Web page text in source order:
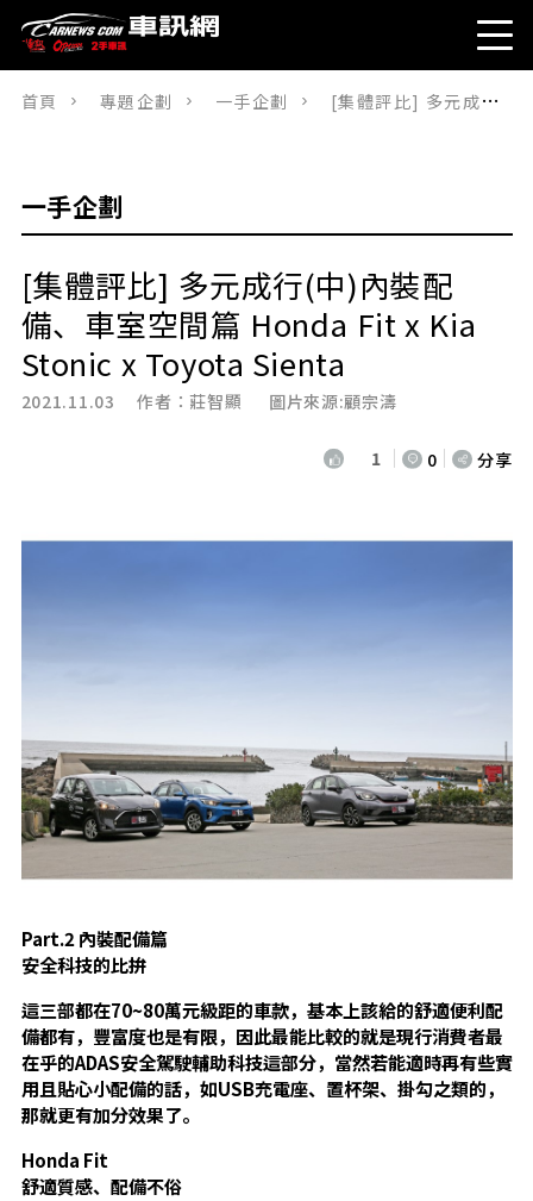
首頁 專題企劃 一手企劃 [集體評比] 多元成行(中)內裝配備、車室空間篇 Honda Fit x Kia Stonic x Toyota Sienta
一手企劃
[集體評比] 多元成行(中)內裝配
備、車室空間篇 Honda Fit x Kia
Stonic x Toyota Sienta
2021.11.03 作者：莊智顯 圖片來源:顧宗濤
1 0 分享
Part.2內裝配備篇
安全科技的比拚
這三部都在70~80萬元級距的車款，基本上該給的舒適便利配
備都有，豐富度也是有限，因此最能比較的就是現行消費者最
在乎的ADAS安全駕駛輔助科技這部分，當然若能適時再有些實
用且貼心小配備的話，如USB充電座、置杯架、掛勾之類的，
那就更有加分效果了。
Honda Fit
舒適質感、配備不俗